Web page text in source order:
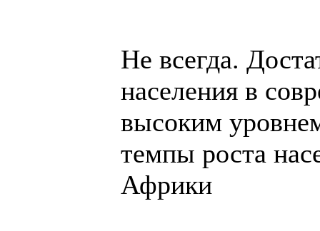
Не всегда.
населения в
высоким
темпы роста
Африки